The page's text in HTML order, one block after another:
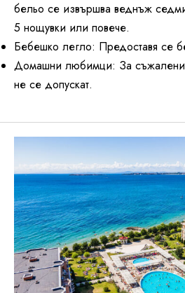
бельо се извършва веднъж
5 нощувки или повече.
Бебешко легло: Предоставя се
Домашни любимци: За
не се допускат.